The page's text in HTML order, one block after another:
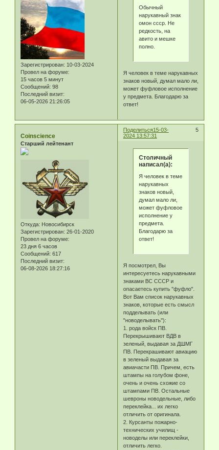
Зарегистрирован: 10-03-2024
Провел на форуме:
15 часов 5 минут
Сообщений: 98
Последний визит:
06-05-2026 21:26:05
Обычный
нарукавный знак
омон ссср. Не
редкость, на
авито и мешке
полно.
Я человек в теме нарукавных
знаков новый, думал мало ли,
может фуфловое исполнение
у предмета. Благодарю за
ответ!
Поделиться 5
15-03-
2024 13:57:31
Coinscience
Старший лейтенант
Откуда: Новосибирск
Зарегистрирован: 26-01-2020
Провел на форуме:
23 дня 6 часов
Сообщений: 617
Последний визит:
06-08-2026 18:27:16
Столичный
написал(а):
Я человек в теме
нарукавных
знаков новый,
думал мало ли,
может фуфловое
исполнение у
предмета.
Благодарю за
ответ!
Я посмотрел, Вы
интересуетесь нарукавными
знаками ВС СССР и
опасаетесь купить "фуфло".
Вот Вам список нарукавных
знаков, которые есть смысл
подделывать (или
"новоделывать"):
1. рода войск ПВ.
Перекрышивают ВДВ в
зеленый, выдавая за ДШМГ
ПВ. Перекрашивают авиацию
в зеленый выдавая за
авиачасти ПВ. Причем, есть
штампы на голубом фоне,
очень и очень схожие со
штампами ПВ. Остальные
шевроны новодельные, либо
переклейка... их легко
отличить от оригинала.
2. Курсанты пожарно-
технических училищ -
новоделы или переклейки,
отличить легко.